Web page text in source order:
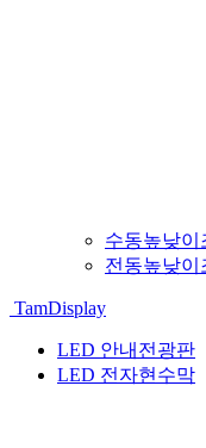
수동높낮이
전동높낮이
TamDisplay
LED 안내전광판
LED 전자현수막